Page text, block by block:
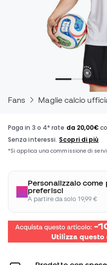
Fans Maglie calcio
Personalizzalo come
preferisci
A partire da solo 19,99 €